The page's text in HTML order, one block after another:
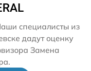
специалисты из
дадут оценку
Замена